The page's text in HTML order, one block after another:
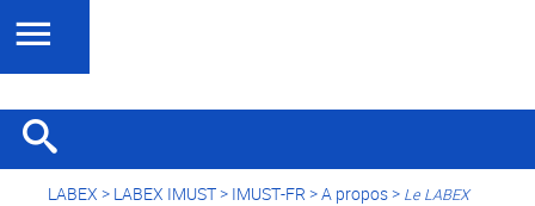
LABEX > LABEX IMUST> IMUST-FR > A propos > Le LABEX